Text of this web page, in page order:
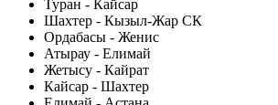
Туран - Кайсар
Шахтер - Кызыл-Жар СК
Ордабасы - Женис
Атырау - Елимай
Жетысу - Кайрат
Кайсар - Шахтер